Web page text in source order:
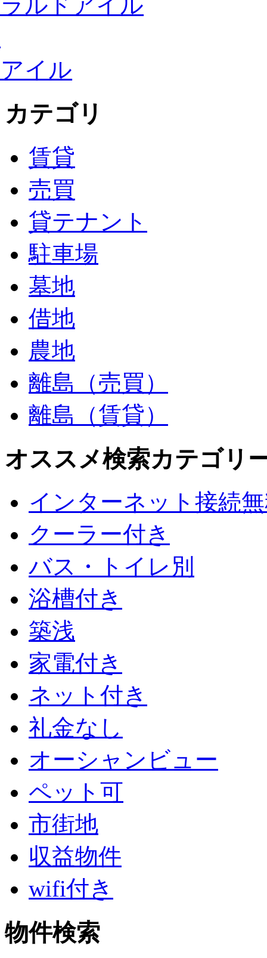
カテゴリ
賃貸
売買
貸テナント
駐車場
墓地
借地
農地
離島（売買）
離島（賃貸）
オススメ検索カテゴリ
インターネット接続
クーラー付き
バス・トイレ別
浴槽付き
築浅
家電付き
ネット付き
礼金なし
オーシャンビュー
ペット可
市街地
収益物件
wifi付き
物件検索